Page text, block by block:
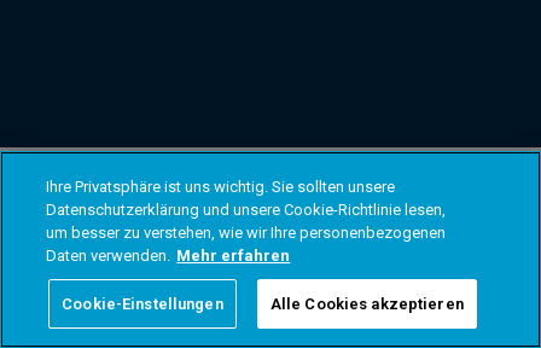
Ihre Privatsphäre ist uns wichtig. Sie sollten unsere
Datenschutzerklärung und unsere Cookie-Richtlinie lesen,
um besser zu verstehen, wie wir Ihre personenbezogenen
Daten verwenden. Mehr erfahren
Cookie-Einstellungen Alle Cookies akzeptieren